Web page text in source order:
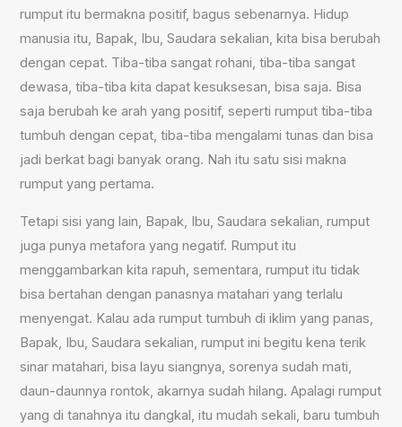
rumput itu bermakna positif, bagus sebenarnya. Hidup
manusia itu, Bapak, Ibu, Saudara sekalian, kita bisa berubah
dengan cepat. Tiba-tiba sangat rohani, tiba-tiba sangat
dewasa, tiba-tiba kita dapat kesuksesan, bisa saja. Bisa
saja berubah ke arah yang positif, seperti rumput tiba-tiba
tumbuh dengan cepat, tiba-tiba mengalami tunas dan bisa
jadi berkat bagi banyak orang. Nah itu satu sisi makna
rumput yang pertama.
Tetapi sisi yang lain, Bapak, Ibu, Saudara sekalian, rumput
juga punya metafora yang negatif. Rumput itu
menggambarkan kita rapuh, sementara, rumput itu tidak
bisa bertahan dengan panasnya matahari yang terlalu
menyengat. Kalau ada rumput tumbuh di iklim yang panas,
Bapak, Ibu, Saudara sekalian, rumput ini begitu kena terik
sinar matahari, bisa layu siangnya, sorenya sudah mati,
daun-daunnya rontok, akarnya sudah hilang. Apalagi rumput
yang di tanahnya itu dangkal, itu mudah sekali, baru tumbuh